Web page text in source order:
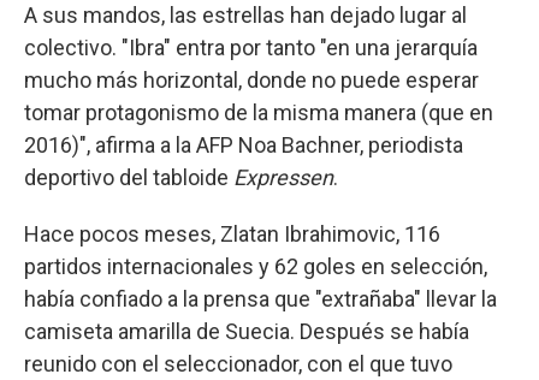
A sus mandos, las estrellas han dejado lugar al
colectivo. "Ibra" entra por tanto "en una jerarquía
mucho más horizontal, donde no puede esperar
tomar protagonismo de la misma manera (que en
2016)", afirma a la AFP Noa Bachner, periodista
deportivo del tabloide Expressen.
Hace pocos meses, Zlatan Ibrahimovic, 116
partidos internacionales y 62 goles en selección,
había confiado a la prensa que "extrañaba" llevar la
camiseta amarilla de Suecia. Después se había
reunido con el seleccionador, con el que tuvo